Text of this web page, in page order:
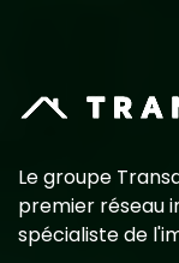
Le groupe
premier réseau
spécialiste de